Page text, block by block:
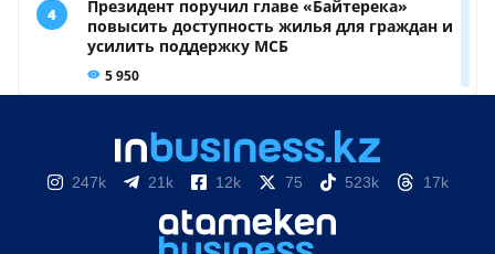
247k 21k 12k 75 523k 17k